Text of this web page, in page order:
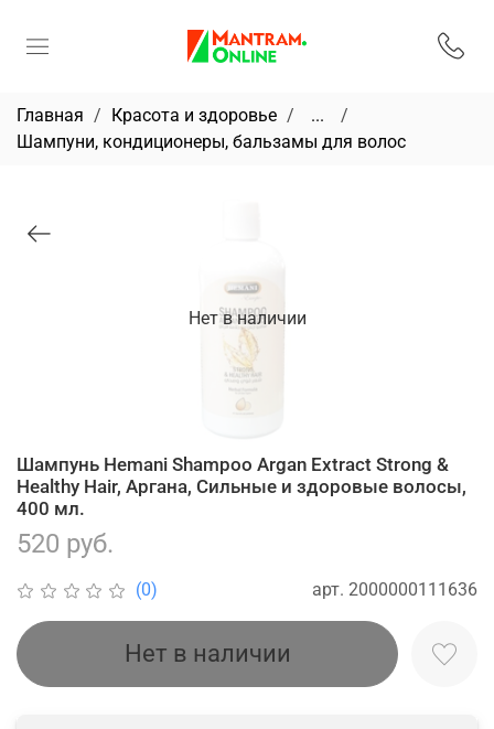
Главная Красота и здоровье
...
Шампуни, кондиционеры, бальзамы для волос
Нет в наличии
(0) арт. 2000000111636
Шампунь Hemani Shampoo Argan Extract Strong &
Healthy Hair, Аргана, Сильные и здоровые волосы,
400 мл.
520 руб.
Нет в наличии